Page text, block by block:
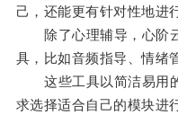
己，还能更有针对性地进
除了心理辅导，心阶云
具，比如音频指导、情绪
这些工具以简洁易用的
求选择适合自己的模块进